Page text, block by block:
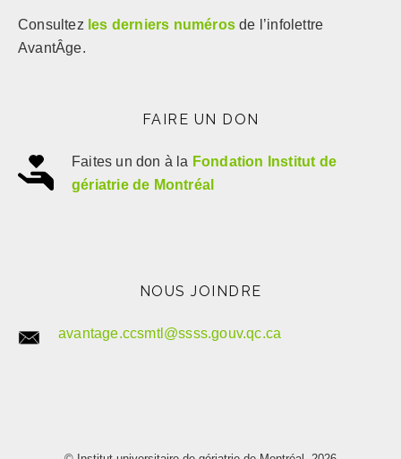
Consultez les derniers numéros de l’infolettre
AvantÂge.
FAIRE UN DON
Faites un don à la Fondation Institut de
gériatrie de Montréal
NOUS JOINDRE
avantage.ccsmtl@ssss.gouv.qc.ca